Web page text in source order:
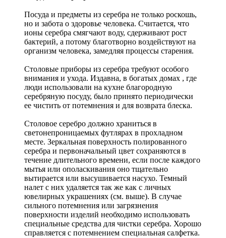
Посуда и предметы из серебра не только роскошь,
но и забота о здоровье человека. Считается, что
ионы серебра смягчают воду, сдерживают рост
бактерий, а потому благотворно воздействуют на
организм человека, замедляя процессы старения.
Столовые приборы из серебра требуют особого
внимания и ухода. Издавна, в богатых домах , где
люди использовали на кухне благородную
серебряную посуду, было принято периодически
ее чистить от потемнения и для возврата блеска.
Столовое серебро должно храниться в
светонепроницаемых футлярах в прохладном
месте. Зеркальная поверхность полированного
серебра и первоначальный цвет сохраняются в
течение длительного времени, если после каждого
мытья или ополаскивания оно тщательно
вытирается или высушивается насухо. Темный
налет с них удаляется так же как с личных
ювелирных украшениях (см. выше). В случае
сильного потемнения или загрязнения
поверхности изделий необходимо использовать
специальные средства для чистки серебра. Хорошо
справляется с потемнением специальная салфетка.